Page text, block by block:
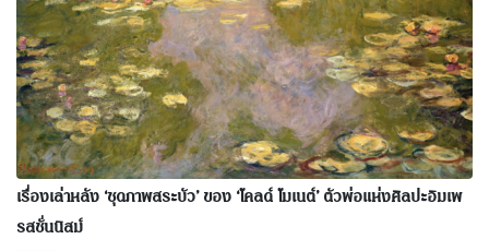
เรื่องเล่าหลัง ‘ชุดภาพสระบัว’ ของ ‘โคลด์ โมเนต์’ ตัวพ่อแห่งศิลปะอิมเพ
รสชั่นนิสม์